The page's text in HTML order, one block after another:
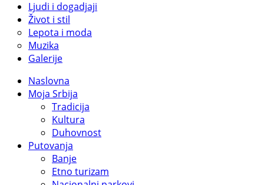
Ljudi i dogadjaji
Život i stil
Lepota i moda
Muzika
Galerije
Naslovna
Moja Srbija
Tradicija
Kultura
Duhovnost
Putovanja
Banje
Etno turizam